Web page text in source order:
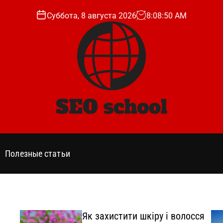
Суббота, 8 августа 2026 8:08:51 AM
o
c
o
Полезные статьи
Як захистити шкіру і волосся